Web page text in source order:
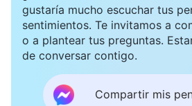
hermana Zhen. “Es una
esposo la echó de casa por
estos últimos años ha estado
resultados. ¿Por qué se ha
gustaría mucho escuchar tus
sentimientos. Te invitamos a
o a plantear tus preguntas.
de conversar contigo.
Compartir mis